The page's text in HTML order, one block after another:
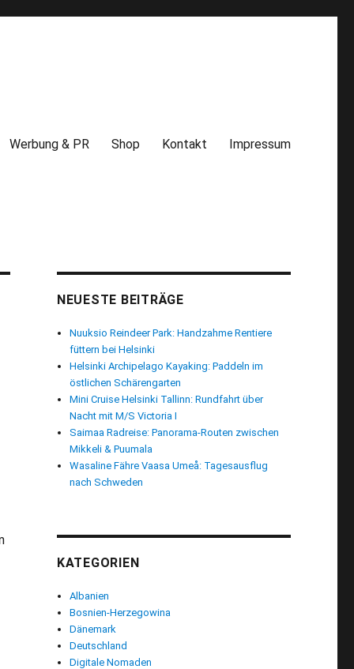
Werbung & PR Shop Kontakt Impressum
Highlights auf der Kanareninsel“
NEUESTE BEITRÄGE
Nuuksio Reindeer Park: Handzahme Rentiere
füttern bei Helsinki
Helsinki Archipelago Kayaking: Paddeln im
östlichen Schärengarten
Mini Cruise Helsinki Tallinn: Rundfahrt über
Nacht mit M/S Victoria I
Saimaa Radreise: Panorama-Routen zwischen
Mikkeli & Puumala
Wasaline Fähre Vaasa Umeå: Tagesausflug
nach Schweden
KATEGORIEN
Albanien
Bosnien-Herzegowina
Dänemark
Deutschland
Digitale Nomaden